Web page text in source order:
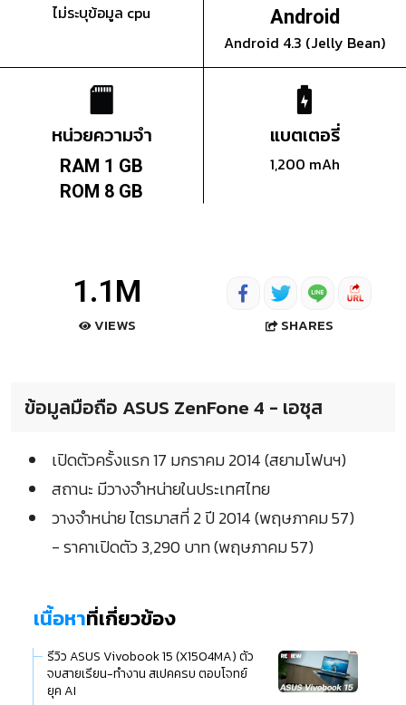
ไม่ระบุข้อมูล cpu Android
Android 4.3 (Jelly Bean)
หน่วยความจำ
RAM 1 GB
ROM 8 GB
แบตเตอรี่
1,200 mAh
1.1M
VIEWS SHARES
ข้อมูลมือถือ ASUS ZenFone 4 - เอซุส
เปิดตัวครั้งแรก 17 มกราคม 2014 (สยามโฟนฯ)
สถานะ มีวางจำหน่ายในประเทศไทย
วางจำหน่าย ไตรมาสที่ 2 ปี 2014 (พฤษภาคม 57)
- ราคาเปิดตัว 3,290 บาท (พฤษภาคม 57)
เนื้อหาที่เกี่ยวข้อง
รีวิว ASUS Vivobook 15 (X1504MA) ตัว
จบสายเรียน-ทำงาน สเปคครบ ตอบโจทย์
ยุค AI